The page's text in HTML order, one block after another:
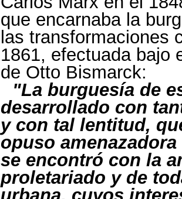
que encarnaba la
las transformaciones
1861, efectuada bajo
de Otto Bismarck:
"La burguesía de
desarrollado con
y con tal lentitud,
opuso
se encontró con la
proletariado y de